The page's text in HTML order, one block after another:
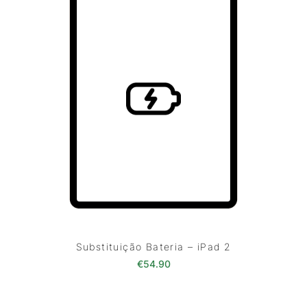
Substituição Bateria – iPad 2
€54.90